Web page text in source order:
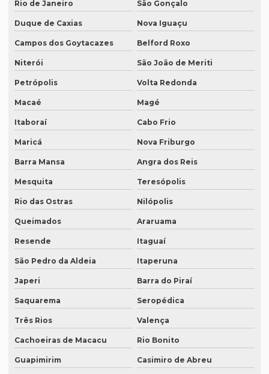
Empresa de degravação whatsapp
Empresa de degravação whatsapp em curitiba
Empresa de legendagem
Empresa de legendagem de filmes
Empresa de legendagem de filmes em sp
Empresa de legendagem em inglês
Empresa que apostila tradução juramentada
Empresa que apostila tradução juramentada em campinas
Empresa que apostila tradução juramentada em porto alegre
Empresa que faz tradução juramentada
Empresa que faz tradução simultânea
Empresa que faz tradução simultânea em curitiba
Empresa que faz tradução simultânea em recife
Empresa que traduz artigos científicos
Empresa que traduz artigos científicos em brasília
Rio de Janeiro São Gonçalo
Duque de Caxias Nova Iguaçu
Campos dos Goytacazes Belford Roxo
Niterói São João de Meriti
Petrópolis Volta Redonda
Macaé Magé
Itaboraí Cabo Frio
Maricá Nova Friburgo
Barra Mansa Angra dos Reis
Mesquita Teresópolis
Rio das Ostras Nilópolis
Queimados Araruama
Resende Itaguaí
São Pedro da Aldeia Itaperuna
Japeri Barra do Piraí
Saquarema Seropédica
Três Rios Valença
Cachoeiras de Macacu Rio Bonito
Guapimirim Casimiro de Abreu